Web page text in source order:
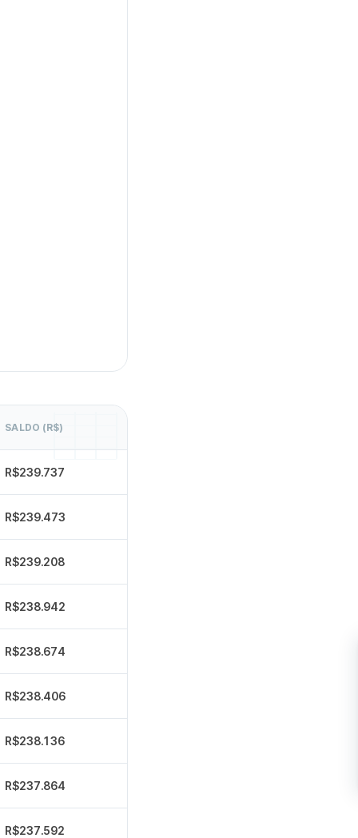
SALDO (R$)
R$239.737
R$239.473
R$239.208
R$238.942
R$238.674
R$238.406
R$238.136
R$237.864
R$237.592